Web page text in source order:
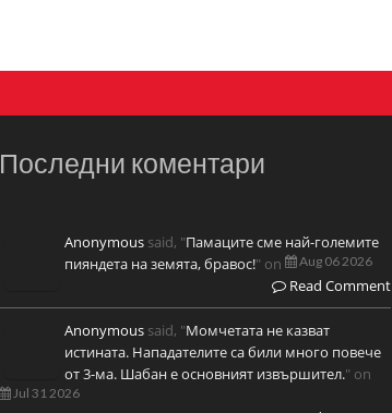
Последни коментари
Anonymous said, "Памаците сме най-големите
пияндета на земята, бравос!" on Aug 06 2026
Read Comment
Anonymous said, "Момчетата не казват
истината. Нападателите са били много повече
от 3-ма. Шабан е основният извършител." on
Jul 31 2026